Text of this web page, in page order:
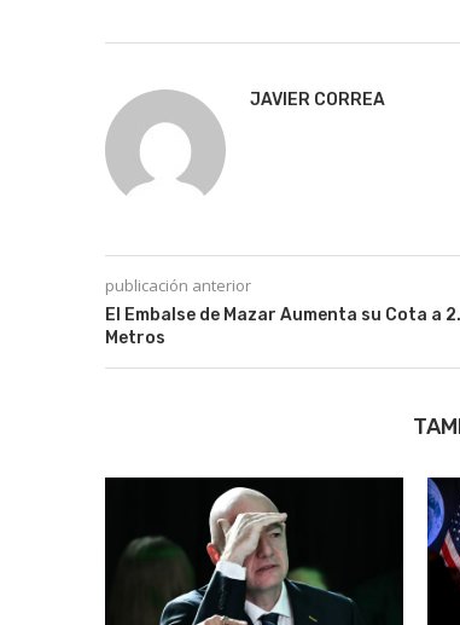
JAVIER CORREA
publicación anterior
El Embalse de Mazar Aumenta su Cota a
Metros